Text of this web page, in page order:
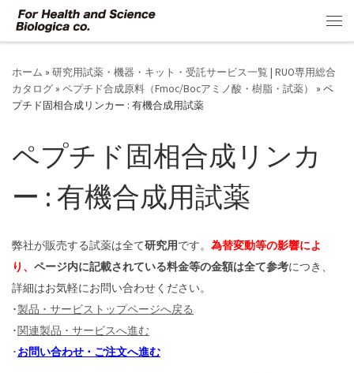
コンテンツへスキップ
ホーム » 研究用試薬・機器・キット・受託サービス一覧 | RUO専用総合
カタログ » ペプチド合成原料（Fmoc/Bocアミノ酸・樹脂・試薬） » ペ
プチド固相合成リンカー : 有機合成用試薬
ペプチド固相合成リンカ
ー : 有機合成用試薬
弊社が販売する試薬は全て研究用です。 為替変動等の影響によ
り、 ページ内に記載されている料金等の金額は全て参考につき、
詳細はお気軽にお問い合わせください。
･製品 ･ サービストップページへ戻る
･関連製品 ･ サービスへ進む
･お問い合わせ ･ ご注文へ進む